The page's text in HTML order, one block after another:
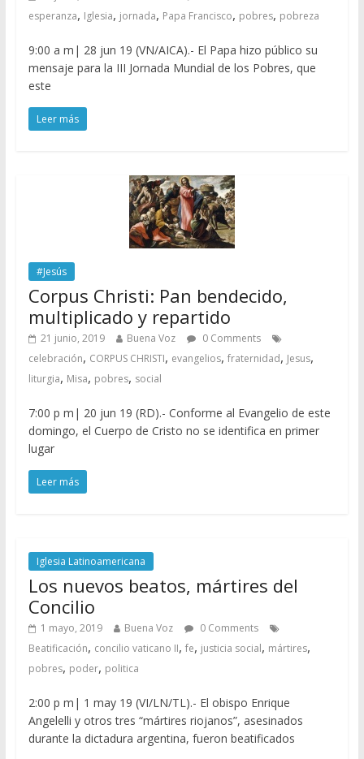
esperanza, Iglesia, jornada, Papa Francisco, pobres, pobreza
9:00 a m| 28 jun 19 (VN/AICA).- El Papa hizo público su
mensaje para la III Jornada Mundial de los Pobres, que
este
Leer más
#Jesús
Corpus Christi: Pan bendecido,
multiplicado y repartido
21 junio, 2019 Buena Voz
0 Comments
celebración, CORPUS CHRISTI, evangelios, fraternidad, Jesus,
liturgia, Misa, pobres, social
7:00 p m| 20 jun 19 (RD).- Conforme al Evangelio de este
domingo, el Cuerpo de Cristo no se identifica en primer
lugar
Leer más
Iglesia Latinoamericana
Los nuevos beatos, mártires del
Concilio
1 mayo, 2019 Buena Voz
0 Comments
Beatificación, concilio vaticano II, fe, justicia social, mártires,
pobres, poder, politica
2:00 p m| 1 may 19 (VI/LN/TL).- El obispo Enrique
Angelelli y otros tres “mártires riojanos”, asesinados
durante la dictadura argentina, fueron beatificados